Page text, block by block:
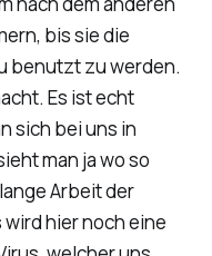
bis sie die
benutzt zu werden.
Es ist echt
sich bei uns in
man ja wo so
Arbeit der
hier noch eine